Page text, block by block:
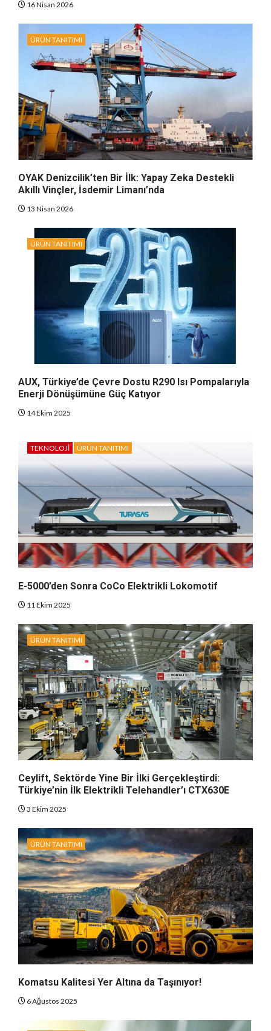
16 Nisan 2026
ÜRÜN TANITIMI
OYAK Denizcilik’ten Bir İlk: Yapay Zeka Destekli
Akıllı Vinçler, İsdemir Limanı’nda
13 Nisan 2026
ÜRÜN TANITIMI
AUX, Türkiye’de Çevre Dostu R290 Isı Pompalarıyla
Enerji Dönüşümüne Güç Katıyor
14 Ekim 2025
TEKNOLOJI ÜRÜN TANITIMI
E-5000’den Sonra CoCo Elektrikli Lokomotif
11 Ekim 2025
ÜRÜN TANITIMI
Ceylift, Sektörde Yine Bir İlki Gerçekleştirdi:
Türkiye’nin İlk Elektrikli Telehandler’ı CTX630E
3 Ekim 2025
ÜRÜN TANITIMI
Komatsu Kalitesi Yer Altına da Taşınıyor!
6 Ağustos 2025